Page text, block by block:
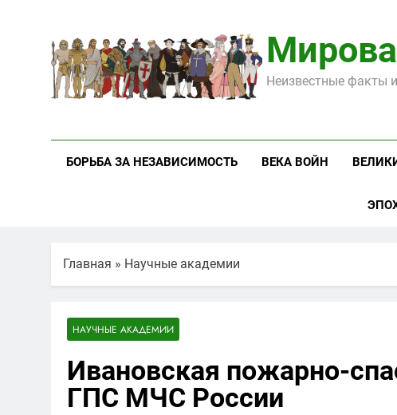
содержимому
Неизвестные факты
БОРЬБА ЗА НЕЗАВИСИМОСТЬ ВЕКА ВОЙН
Главная » Научные академии
НАУЧНЫЕ АКАДЕМИИ
Ивановская пожарно-
ГПС МЧС России